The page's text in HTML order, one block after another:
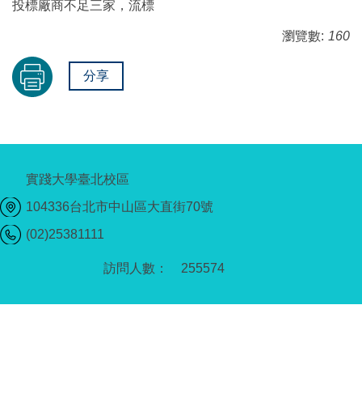
投標廠商不足三家，流標
瀏覽數: 160
分享
255574
實踐大學臺北校區
104336台北市中山區大直街70號
(02)25381111